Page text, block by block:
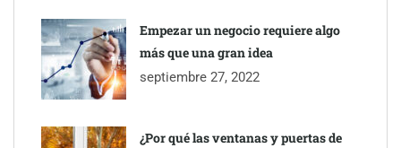
Empezar un negocio requiere algo
más que una gran idea
septiembre 27, 2022
¿Por qué las ventanas y puertas de